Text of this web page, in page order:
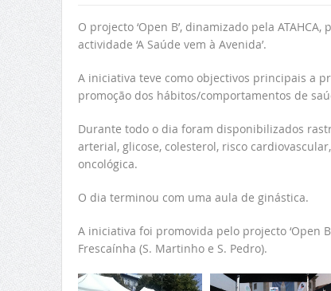
O projecto ‘Open B’, dinamizado pela
actividade ‘A Saúde vem à Avenida’.
A iniciativa teve como objectivos principais a
promoção dos hábitos/comportamentos de
Durante todo o dia foram disponibilizados
arterial, glicose, colesterol, risco
oncológica.
O dia terminou com uma aula de ginástica.
A iniciativa foi promovida pelo projecto ‘Open
Frescaínha (S. Martinho e S. Pedro).